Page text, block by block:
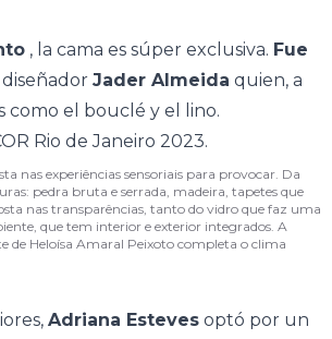
, la cama es súper exclusiva. Fue
Jader Almeida quien, a
el bouclé y el lino.
nas experiências sensoriais para provocar. Da
pedra bruta e serrada, madeira, tapetes que
nas transparências, tanto do vidro que faz uma
que tem interior e exterior integrados. A
de Heloísa Amaral Peixoto completa o clima
Adriana Esteves optó por un